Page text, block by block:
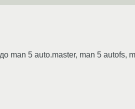
man 5 auto.master, man 5 autofs,